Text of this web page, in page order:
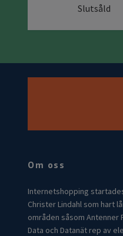
Slutsåld
Om oss
Internetshopping
Christer Lindahl som hart
områden såsom Antenner
Data och Datanät rep av